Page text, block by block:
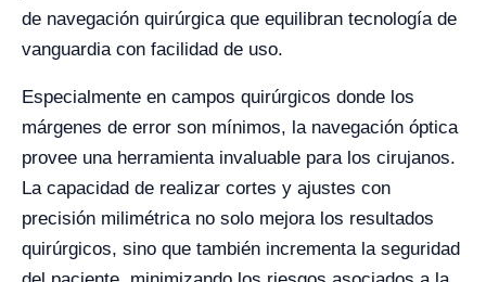
de navegación quirúrgica que equilibran tecnología de
vanguardia con facilidad de uso.
Especialmente en campos quirúrgicos donde los
márgenes de error son mínimos, la navegación óptica
provee una herramienta invaluable para los cirujanos.
La capacidad de realizar cortes y ajustes con
precisión milimétrica no solo mejora los resultados
quirúrgicos, sino que también incrementa la seguridad